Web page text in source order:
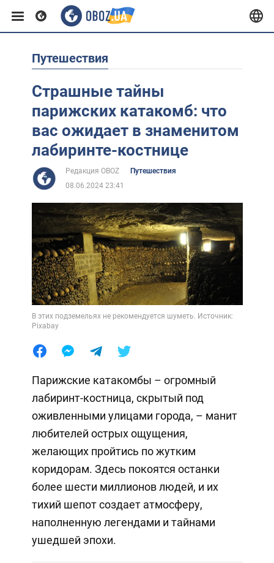
Европа
США
Азия
Африка
Лайфхаки
Путешествия
Страшные тайны
парижских катакомб: что
вас ожидает в знаменитом
лабиринте-костнице
Редакция OBOZ
Путешествия
08.06.2024 23:41
В этих подземельях не рекомендуется шуметь. Источник:
Pixabay
Парижские катакомбы – огромный
лабиринт-костница, скрытый под
оживленными улицами города, – манит
любителей острых ощущения,
желающих пройтись по жутким
коридорам. Здесь покоятся останки
более шести миллионов людей, и их
тихий шепот создает атмосферу,
наполненную легендами и тайнами
ушедшей эпохи.